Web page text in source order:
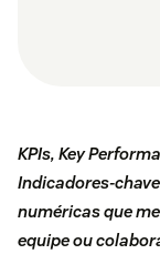
KPIs, Key
Indicadores-
numéricas que
equipe ou